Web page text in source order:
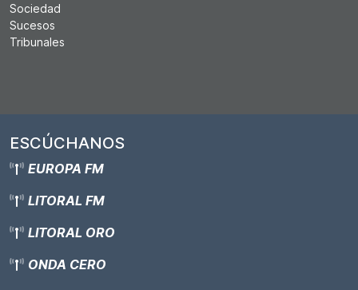
Sociedad
Sucesos
Tribunales
ESCÚCHANOS
EUROPA FM
LITORAL FM
LITORAL ORO
ONDA CERO